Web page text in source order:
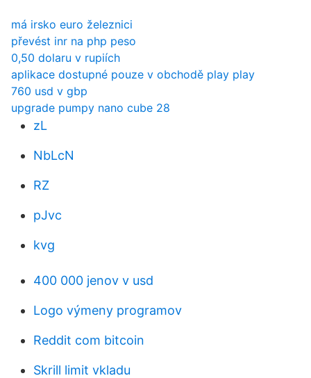
má irsko euro železnici
převést inr na php peso
0,50 dolaru v rupiích
aplikace dostupné pouze v obchodě play play
760 usd v gbp
upgrade pumpy nano cube 28
zL
NbLcN
RZ
pJvc
kvg
400 000 jenov v usd
Logo výmeny programov
Reddit com bitcoin
Skrill limit vkladu